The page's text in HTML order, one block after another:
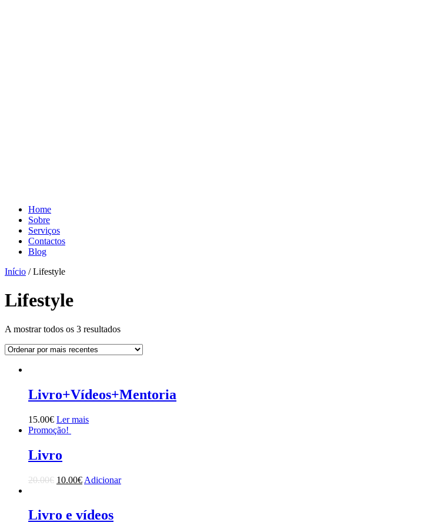
Home
Sobre
Serviços
Contactos
Blog
Início / Lifestyle
Lifestyle
A mostrar todos os 3 resultados
Livro+Vídeos+Mentoria
15.00€ Ler mais
Promoção!
Livro
20.00€ 10.00€ Adicionar
Livro e vídeos